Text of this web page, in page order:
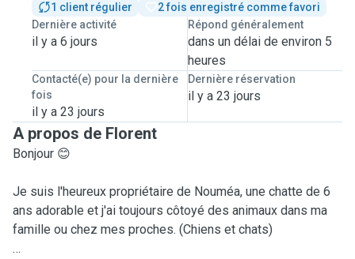
1 client régulier
2 fois enregistré comme favori
Dernière activité
il y a 6 jours
Répond généralement
dans un délai de environ 5
heures
Contacté(e) pour la dernière
fois
il y a 23 jours
Dernière réservation
il y a 23 jours
A propos de Florent
Bonjour 😊
Je suis l'heureux propriétaire de Nouméa, une chatte de 6
ans adorable et j'ai toujours côtoyé des animaux dans ma
famille ou chez mes proches. (Chiens et chats)